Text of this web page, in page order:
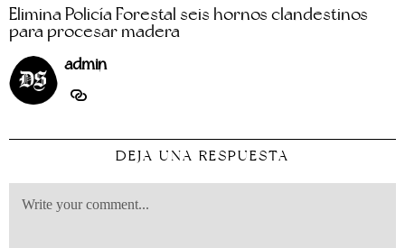
Elimina Policía Forestal seis hornos clandestinos
para procesar madera
admin
DEJA UNA RESPUESTA